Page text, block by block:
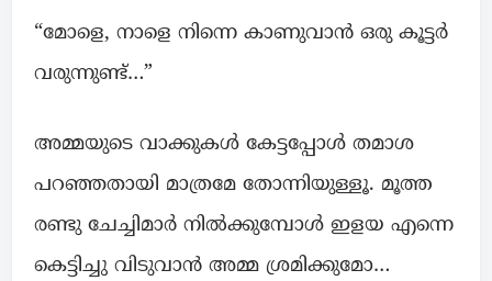
“മോളെ, നാളെ നിന്നെ കാണുവാൻ ഒരു കൂട്ടർ
വരുന്നുണ്ട്…”
അമ്മയുടെ വാക്കുകൾ കേട്ടപ്പോൾ തമാശ
പറഞ്ഞതായി മാത്രമേ തോന്നിയുള്ളൂ. മൂത്ത
രണ്ടു ചേച്ചിമാർ നിൽക്കുമ്പോൾ ഇളയ എന്നെ
കെട്ടിച്ചു വിടുവാൻ അമ്മ ശ്രമിക്കുമോ…